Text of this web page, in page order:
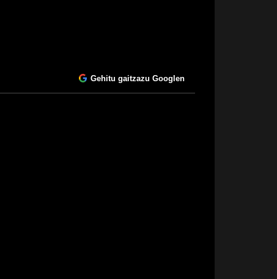
Gehitu gaitzazu Googlen